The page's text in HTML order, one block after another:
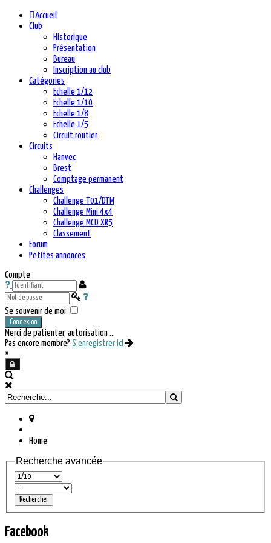
Accueil
Club
Historique
Présentation
Bureau
Inscription au club
Catégories
Echelle 1/12
Echelle 1/10
Echelle 1/8
Echelle 1/5
Circuit routier
Circuits
Hanvec
Brest
Comptage permanent
Challenges
Challenge T01/DTM
Challenge Mini 4x4
Challenge MCD XR5
Classement
Forum
Petites annonces
Compte
Se souvenir de moi
Connexion
Merci de patienter, autorisation ...
Pas encore membre? S'enregistrer ici
×
Home
Recherche avancée
Facebook